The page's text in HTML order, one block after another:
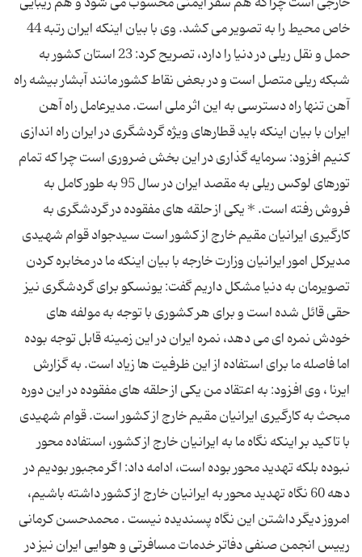
خاص محیط را به تصویر می کشد. وی با بیان اینکه ایران رتبه 44
حمل و نقل ریلی در دنیا را دارد، تصریح کرد: 23 استان کشور به
شبکه ریلی متصل است و در بعض نقاط کشور مانند آبشار بیشه راه
آهن تنها راه دسترسی به این اثر ملی است. مدیرعامل راه آهن
ایران با بیان اینکه باید قطارهای ویژه گردشگری در ایران راه اندازی
کنیم افزود: سرمایه گذاری در این بخش ضروری است چرا که تمام
تورهای لوکس ریلی به مقصد ایران در سال 95 به طور کامل به
فروش رفته است. * یکی از حلقه های مفقوده در گردشگری به
کارگیری ایرانیان مقیم خارج از کشور است سیدجواد قوام شهیدی
مدیرکل امور ایرانیان وزارت خارجه با بیان اینکه ما در مخابره کردن
تصویرمان به دنیا مشکل داریم گفت: یونسکو برای گردشگری نیز
حقی قائل شده است و برای هر کشوری با توجه به مولفه های
خودش نمره ای می دهد، نمره ایران در این زمینه قابل توجه بوده
اما فاصله ما برای استفاده از این ظرفیت ها زیاد است. به گزارش
ایرنا ، وی افزود: به اعتقاد من یکی از حلقه های مفقوده در این دوره
مبحث به کارگیری ایرانیان مقیم خارج از کشور است. قوام شهیدی
با تاکید بر اینکه نگاه ما به ایرانیان خارج از کشور، استفاده محور
نبوده بلکه تهدید محور بوده است، ادامه داد: اگر مجبور بودیم در
دهه 60 نگاه تهدید محور به ایرانیان خارج از کشور داشته باشیم،
امروز دیگر داشتن این نگاه پسندیده نیست . محمدحسن کرمانی
رییس انجمن صنفی دفاتر خدمات مسافرتی و هوایی ایران نیز در